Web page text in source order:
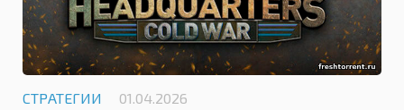
СТРАТЕГИИ 01.04.2026